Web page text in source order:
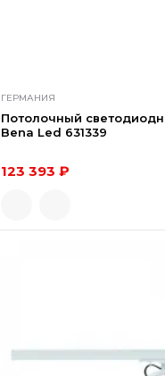
ГЕРМАНИЯ
Потолочный
Bena Led 631339
123 393 ₽